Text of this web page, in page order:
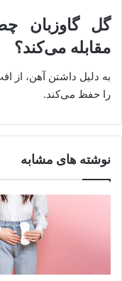
گل گاوزبان
مقابله می‌کند؟
به دلیل داشتن آهن، از
را حفظ می‌کند.
نوشته های مشابه